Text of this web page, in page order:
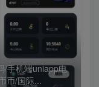
/手机端uniapp电
币/国际...